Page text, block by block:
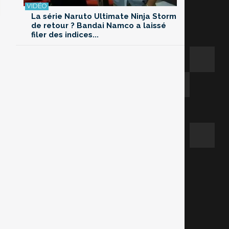
La série Naruto Ultimate Ninja Storm
de retour ? Bandai Namco a laissé
filer des indices...